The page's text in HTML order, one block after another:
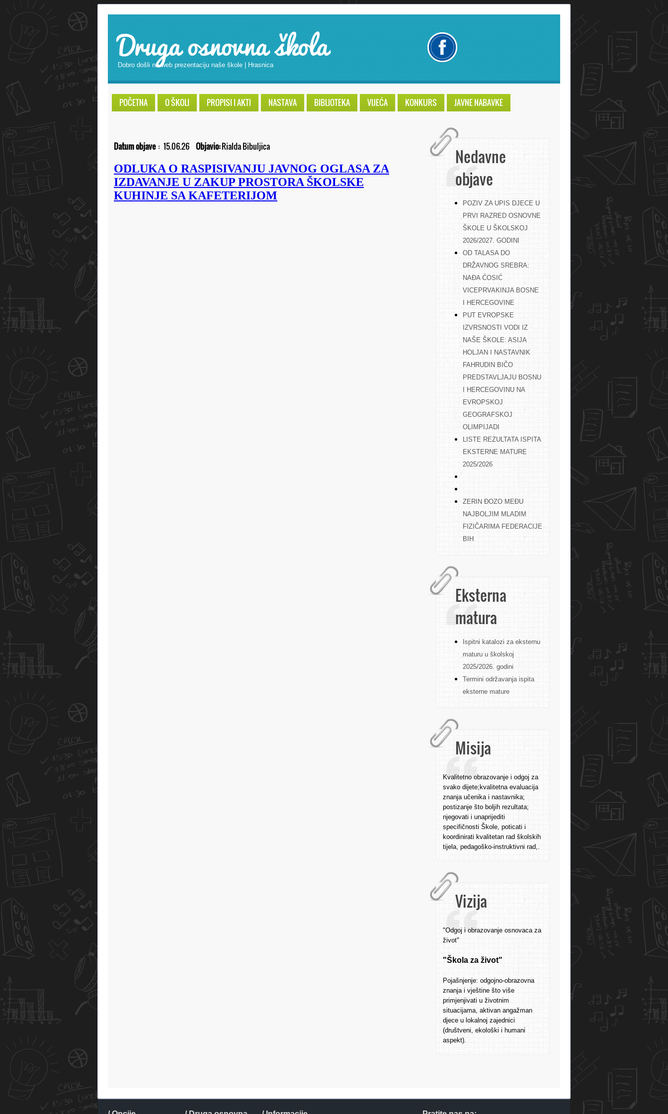
Druga osnovna škola
Dobro došli na web prezentaciju naše škole | Hrasnica
POČETNA O ŠKOLI PROPISI I AKTI NASTAVA BIBLIOTEKA VIJEĆA KONKURS JAVNE NABAVKE
Nedavne
objave
POZIV ZA UPIS DJECE U
PRVI RAZRED OSNOVNE
ŠKOLE U ŠKOLSKOJ
2026/2027. GODINI
OD TALASA DO
DRŽAVNOG SREBRA:
NAĐA ĆOSIĆ
VICEPRVAKINJA BOSNE
I HERCEGOVINE
PUT EVROPSKE
IZVRSNOSTI VODI IZ
NAŠE ŠKOLE: ASIJA
HOLJAN I NASTAVNIK
FAHRUDIN BIČO
PREDSTAVLJAJU BOSNU
I HERCEGOVINU NA
EVROPSKOJ
GEOGRAFSKOJ
OLIMPIJADI
LISTE REZULTATA ISPITA
EKSTERNE MATURE
2025/2026
ZERIN ĐOZO MEĐU
NAJBOLJIM MLADIM
FIZIČARIMA FEDERACIJE
BIH
Eksterna
matura
Ispitni katalozi za eksternu
maturu u školskoj
2025/2026. godini
Termini održavanja ispita
eksterne mature
Misija
Kvalitetno obrazovanje i odgoj za
svako dijete;kvalitetna evaluacija
znanja učenika i nastavnika;
postizanje što boljih rezultata;
njegovati i unaprijediti
specifičnosti Škole, poticati i
koordinirati kvalitetan rad školskih
tijela, pedagoško-instruktivni rad,.
Vizija
"Odgoj i obrazovanje osnovaca za
život"
"Škola za život"
Pojašnjenje: odgojno-obrazovna
znanja i vještine što više
primjenjivati u životnim
situacijama, aktivan angažman
djece u lokalnoj zajednici
(društveni, ekološki i humani
aspekt).
Datum objave : 15.06.26 Objavio:Rialda Bibuljica
ODLUKA O RASPISIVANJU JAVNOG OGLASA ZA
IZDAVANJE U ZAKUP PROSTORA ŠKOLSKE
KUHINJE SA KAFETERIJOM